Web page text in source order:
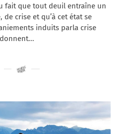
fait que tout deuil entraîne un
crise et qu’à cet état se
induits parla crise
donnent...